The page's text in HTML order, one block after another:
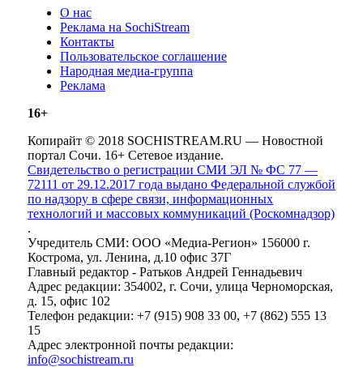
О нас
Реклама на SochiStream
Контакты
Пользовательское соглашение
Народная медиа-группа
Реклама
16+
Копирайт © 2018 SOCHISTREAM.RU — Новостной
портал Сочи. 16+ Сетевое издание.
Свидетельство о регистрации СМИ ЭЛ № ФС 77 —
72111 от 29.12.2017 года выдано Федеральной службой
по надзору в сфере связи, информационных
технологий и массовых коммуникаций (Роскомнадзор)
.
Учредитель СМИ: ООО «Медиа-Регион» 156000 г.
Кострома, ул. Ленина, д.10 офис 37Г
Главный редактор - Ратьков Андрей Геннадьевич
Адрес редакции: 354002, г. Сочи, улица Черноморская,
д. 15, офис 102
Телефон редакции: +7 (915) 908 33 00, +7 (862) 555 13
15
Адрес электронной почты редакции:
info@sochistream.ru